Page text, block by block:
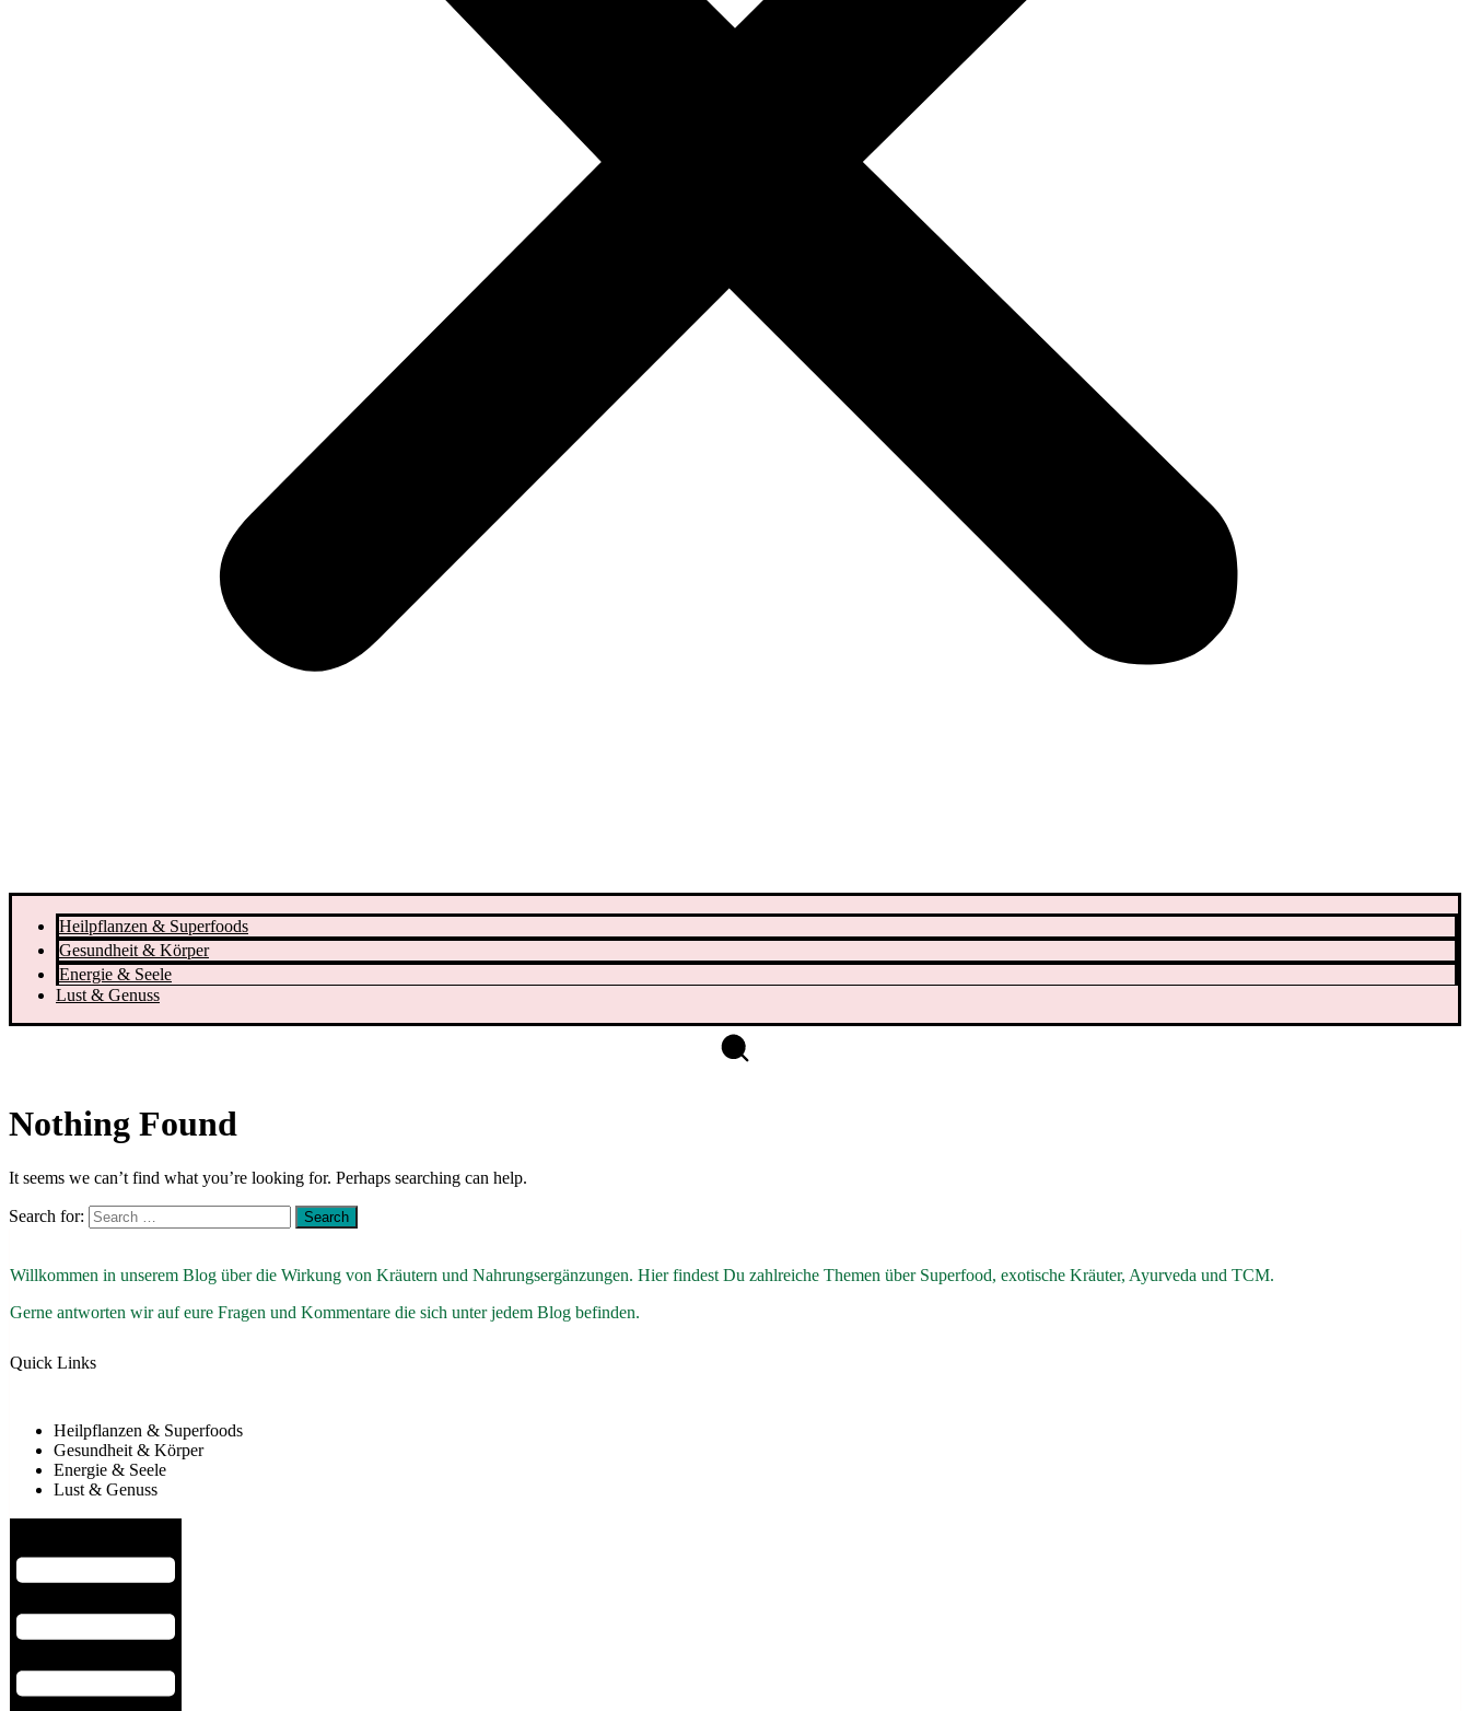
Heilpflanzen & Superfoods
Gesundheit & Körper
Energie & Seele
Lust & Genuss
Nothing Found
It seems we can’t find what you’re looking for. Perhaps searching can help.
Search for:
Willkommen in unserem Blog über die Wirkung von Kräutern und Nahrungsergänzungen. Hier findest Du zahlreiche Themen über Superfood, exotische Kräuter, Ayurveda und TCM.
Gerne antworten wir auf eure Fragen und Kommentare die sich unter jedem Blog befinden.
Quick Links
Heilpflanzen & Superfoods
Gesundheit & Körper
Energie & Seele
Lust & Genuss